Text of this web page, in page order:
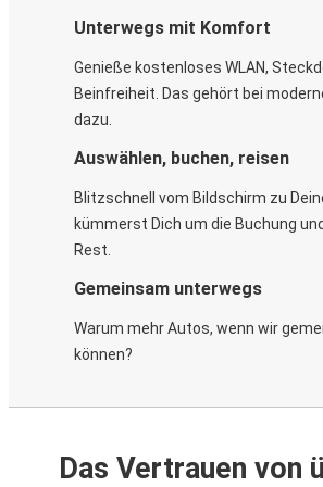
Unterwegs mit Komfort
Genieße kostenloses WLAN,
Beinfreiheit. Das gehört bei
dazu.
Auswählen, buchen, reisen
Blitzschnell vom Bildschirm zu
kümmerst Dich um die Buchung
Rest.
Gemeinsam unterwegs
Warum mehr Autos, wenn wir
können?
Das Vertrauen von